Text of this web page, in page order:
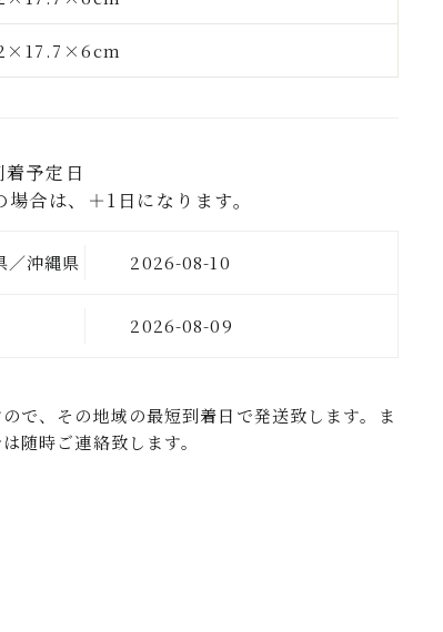
予定日
合は、＋1日になります。
／沖縄県 2026-08-10
域 2026-08-09
で、その地域の最短到着日で発送致します。ま
随時ご連絡致します。